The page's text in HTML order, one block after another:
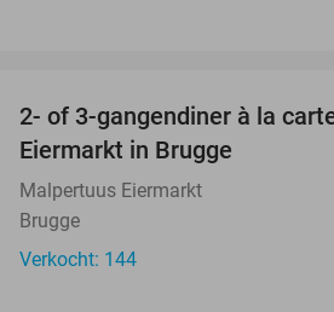
2- of 3-gangendiner à la
Eiermarkt in Brugge
Malpertuus Eiermarkt
Brugge
Verkocht: 144